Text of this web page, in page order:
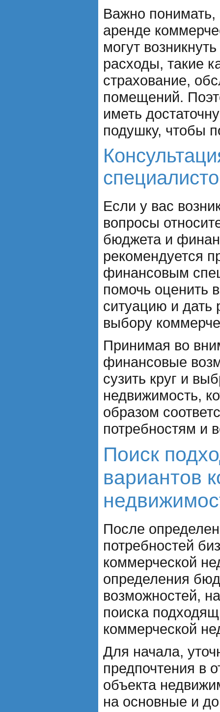
Важно понимать,
аренде
могут
расходы, такие
страхование,
помещений.
иметь
подушку, чтобы
Если у вас
вопросы
бюджета и
рекомендуется
финансовым
помочь оценить
ситуацию и дать
выбору
Принимая во
финансовые
сузить круг и
недвижимость,
образом
потребностям и
Поиск
вариантов
После
потребностей
коммерческой
определения
возможностей,
поиска
коммерческой
Для начала,
предпочтения в
объекта
на основные и